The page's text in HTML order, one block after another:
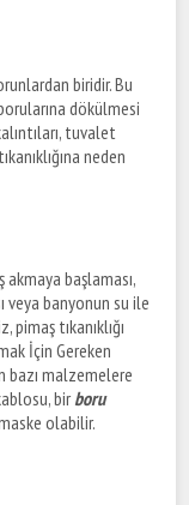
biridir. Bu
dökülmesi
tuvalet
neden
akmaya başlaması,
veya banyonun su ile
pimaş tıkanıklığı
İçin Gereken
bazı malzemelere
bir boru
olabilir.